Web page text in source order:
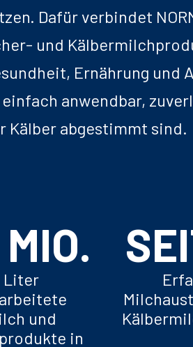
Dafür verbindet
und
Ernährung und
anwendbar,
Kälber abgestimmt sind.
Liter
und
in
MIO.